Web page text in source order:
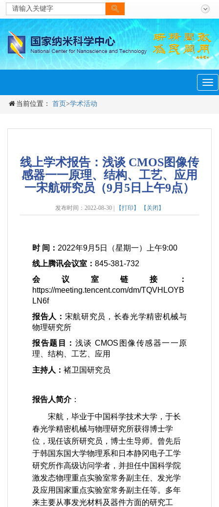
当前位置： 首页>学术活动
线上学术报告：浅谈 CMOS图像传
感器一一原理、结构、工艺、应用
一宋航研究员（9月5日上午9点）
发布时间：2022-08-30 | 【打印】 【关闭】
时 间： 2022年9月 5日（星期一）上午9:00
线上腾讯会议室： 845-381-732
会议室链接：
https://meeting.tencent.com/dm/TQVHLOYB
LN6f
报告人： 宋航研究员，长春光学精密机械与
物理研究所
报告题目： 浅谈 CMOS 图像传感器一一原
理、结构、工艺、应用
主持人： 褚卫国研究员
报告人简介：
宋航，毕业于中国科学技术大学，于长
春光学精密机械与物理研究所获得博士学
位，现任该所研究员，博士生导师。曾先后
于韩国东国大学物理系和日本静冈电子工学
研究所作高级访问学者，并担任中国科学院
激发态物理重点实验室常务副主任、发光学
及应用国家重点实验室常务副主任等。多年
来主要从事发光材料及器件方面的研究工